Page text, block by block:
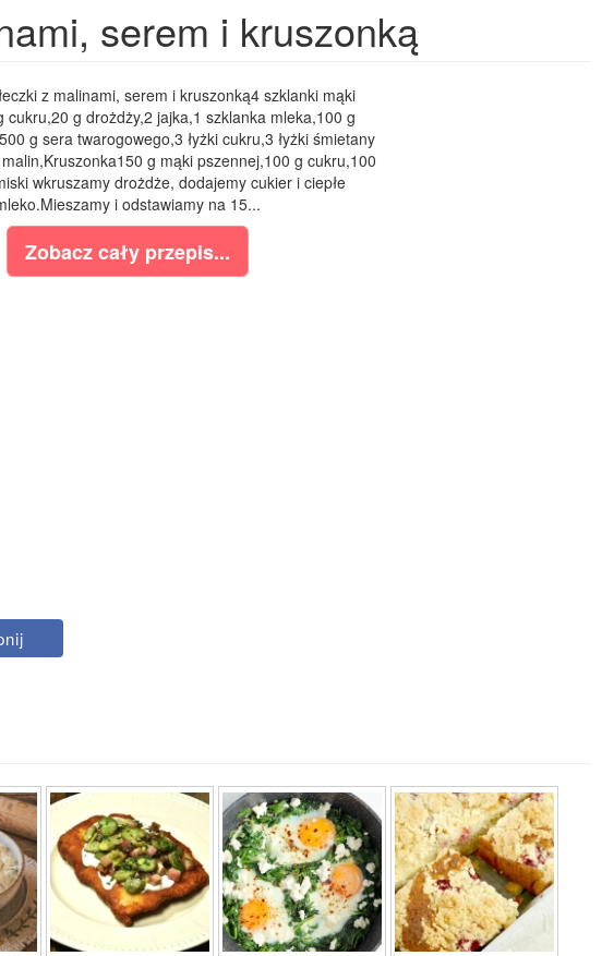
serem i kruszonką
z malinami, serem i kruszonką4 szklanki mąki
cukru,20 g drożdży,2 jajka,1 szklanka mleka,100 g
g sera twarogowego,3 łyżki cukru,3 łyżki śmietany
g mąki pszennej,100 g cukru,100
wkruszamy drożdże, dodajemy cukier i ciepłe
i odstawiamy na 15...
Zobacz cały przepis...